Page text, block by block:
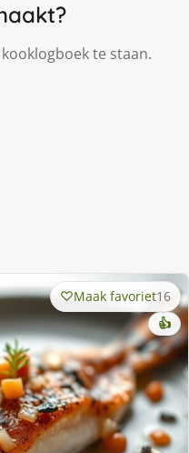
te staan.
Maak favoriet16
👍